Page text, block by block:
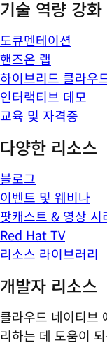
기술 역량 강화
도큐멘테이션
핸즈온 랩
하이브리드 클라우
인터랙티브 데모
교육 및 자격증
다양한 리소스
블로그
이벤트 및 웨비나
팟캐스트 & 영상 시
Red Hat TV
리소스 라이브러리
개발자 리소스
클라우드 네이티브
리하는 데 도움이